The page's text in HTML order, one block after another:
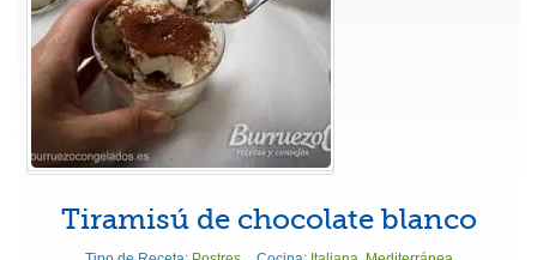
Tiramisú de chocolate blanco